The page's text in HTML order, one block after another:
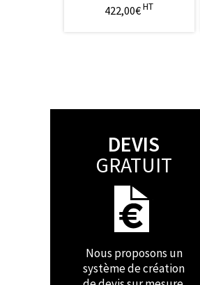
422,00€HT
DEVIS
GRATUIT
Nous proposons un
système de création